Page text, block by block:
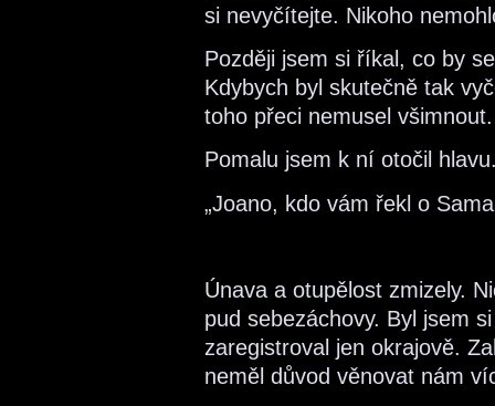
si nevyčítejte. Nikoho
Později jsem si říkal, co by
Kdybych byl skutečně tak
toho přeci nemusel všimnout.
Pomalu jsem k ní otočil
„Joano, kdo vám řekl o
Únava a otupělost zmizely.
pud sebezáchovy. Byl jsem
zaregistroval jen okrajově.
neměl důvod věnovat nám